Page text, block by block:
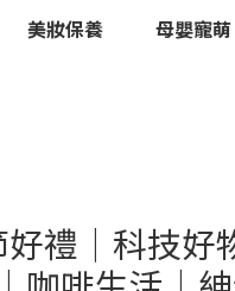
美妝保養 母嬰寵萌
禮｜科技好